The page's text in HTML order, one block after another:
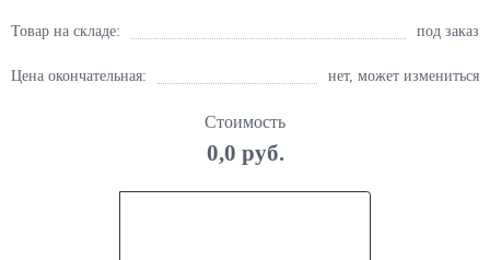
Товар на складе: под заказ
Цена окончательная: нет, может измениться
Стоимость
0,0 руб.